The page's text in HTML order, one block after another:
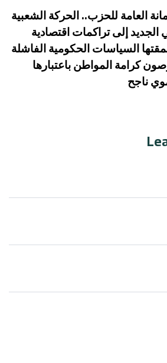
العامة للحزب.. الحركة الشعبية
الجديد إلى تراكمات اقتصادية
السياسات الحكومية الفاشلة
كرامة المواطن باعتبارها
ناجح